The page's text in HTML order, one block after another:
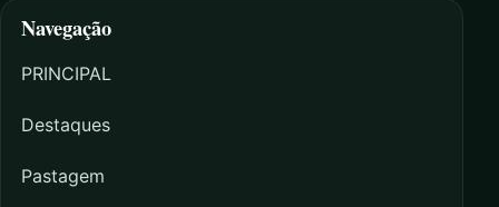
Navegação
PRINCIPAL
Destaques
Pastagem